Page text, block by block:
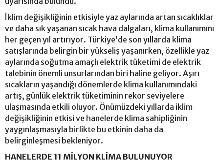
İklim değişikliğinin etkisiyle yaz aylarında artan sıcaklıklar
ve daha sık yaşanan sıcak hava dalgaları, klima kullanımını
her geçen yıl artırıyor. Türkiye’de son yıllarda klima
satışlarında belirgin bir yükseliş yaşanırken, özellikle yaz
aylarında soğutma amaçlı elektrik tüketimi de elektrik
talebinin önemli unsurlarından biri haline geliyor. Aşırı
sıcakların yaşandığı dönemlerde klima kullanımındaki
artış, günlük elektrik tüketiminin rekor seviyelere
ulaşmasında etkili oluyor. Önümüzdeki yıllarda iklim
değişikliğinin etkisi ve hanelerde klima sahipliğinin
yaygınlaşmasıyla birlikte bu etkinin daha da
belirginleşmesi bekleniyor.
HANELERDE 11 MİLYON KLİMA BULUNUYOR